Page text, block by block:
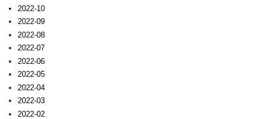
2022-10
2022-09
2022-08
2022-07
2022-06
2022-05
2022-04
2022-03
2022-02